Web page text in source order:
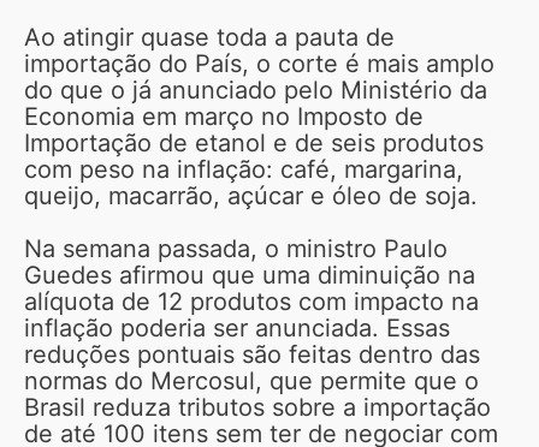
Ao atingir quase toda a pauta de
importação do País, o corte é mais amplo
do que o já anunciado pelo Ministério da
Economia em março no Imposto de
Importação de etanol e de seis produtos
com peso na inflação: café, margarina,
queijo, macarrão, açúcar e óleo de soja.
Na semana passada, o ministro Paulo
Guedes afirmou que uma diminuição na
alíquota de 12 produtos com impacto na
inflação poderia ser anunciada. Essas
reduções pontuais são feitas dentro das
normas do Mercosul, que permite que o
Brasil reduza tributos sobre a importação
de até 100 itens sem ter de negociar com